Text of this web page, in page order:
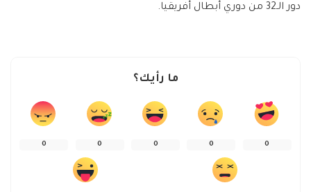
دور الـ32 من دوري أبطال أفريقيا.
ما رأيك؟
0
0
0
0
0